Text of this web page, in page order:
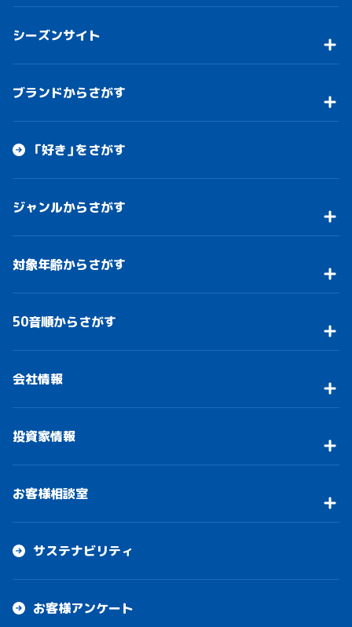
シーズンサイト
ブランドからさがす
「好き」をさがす
ジャンルからさがす
対象年齢からさがす
50音順からさがす
会社情報
投資家情報
お客様相談室
サステナビリティ
お客様アンケート